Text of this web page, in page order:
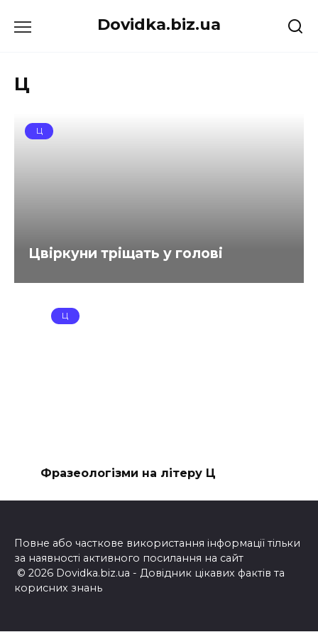
до
Dovidka.biz.ua
Ц
Ц
Цвіркуни тріщать у голові
Ц
Фразеологізми на літеру Ц
Повне або часткове використання інформації тільки
за наявності активного посилання на сайт
© 2026 Dovidka.biz.ua - Довідник цікавих фактів та
корисних знань